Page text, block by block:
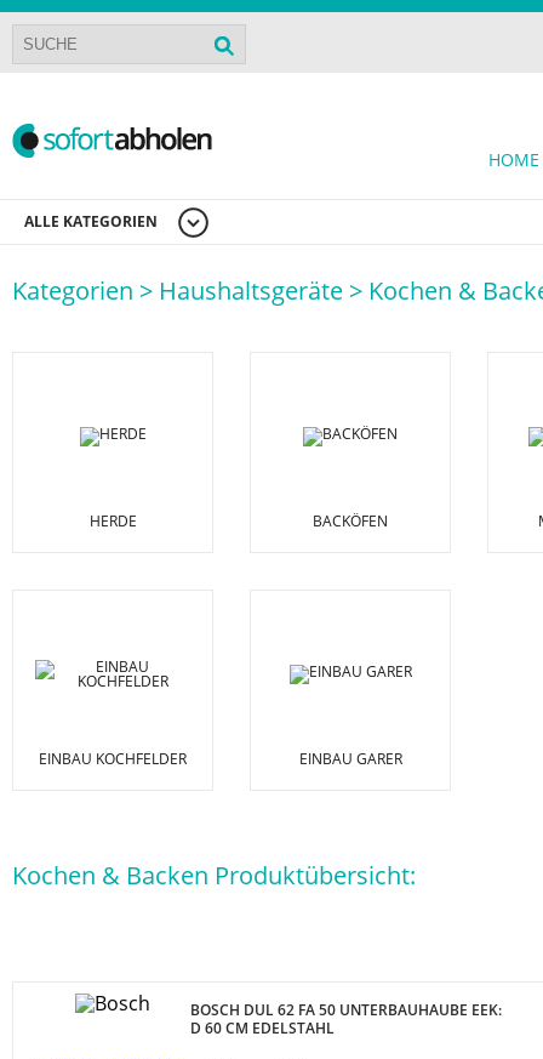
HOME
ALLE KATEGORIEN
Kategorien > Haushaltsgeräte > Kochen &
HERDE BACKÖFEN
EINBAU KOCHFELDER EINBAU GARER
Kochen & Backen Produktübersicht:
BOSCH DUL 62 FA 50 UNTERBAUHAUBE EEK:
D 60 CM EDELSTAHL